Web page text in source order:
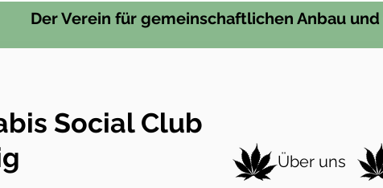
Über uns
Social Club
Der Verein für gemeinschaftlichen Anbau